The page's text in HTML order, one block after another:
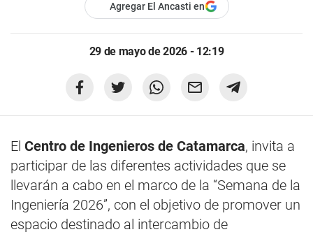
Agregar El Ancasti en
29 de mayo de 2026 - 12:19
El Centro de Ingenieros de Catamarca, invita a
participar de las diferentes actividades que se
llevarán a cabo en el marco de la “Semana de la
Ingeniería 2026”, con el objetivo de promover un
espacio destinado al intercambio de